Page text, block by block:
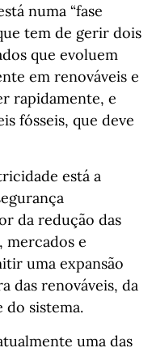
numa “fase
tem de gerir dois
que evoluem
em renováveis e
rapidamente, e
fósseis, que deve
está a
da redução das
mercados e
uma expansão
das renováveis, da
sistema.
uma das